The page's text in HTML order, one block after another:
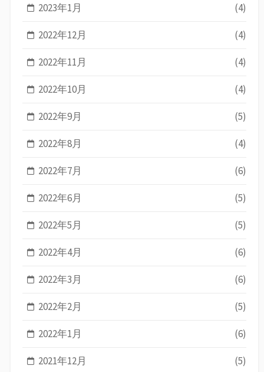
2023年1月 (4)
2022年12月 (4)
2022年11月 (4)
2022年10月 (4)
2022年9月 (5)
2022年8月 (4)
2022年7月 (6)
2022年6月 (5)
2022年5月 (5)
2022年4月 (6)
2022年3月 (6)
2022年2月 (5)
2022年1月 (6)
2021年12月 (5)